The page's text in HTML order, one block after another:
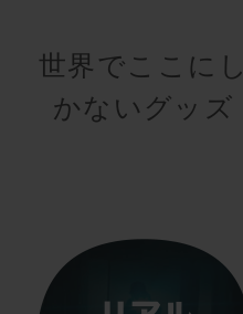
世界でここにし
かないグッズ